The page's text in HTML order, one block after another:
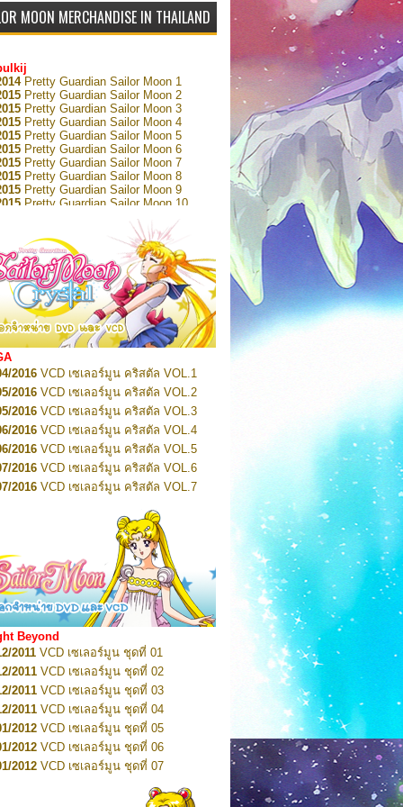
MOON MERCHANDISE IN THAILAND
Pretty Guardian Sailor Moon 1
Pretty Guardian Sailor Moon 2
Pretty Guardian Sailor Moon 3
Pretty Guardian Sailor Moon 4
Pretty Guardian Sailor Moon 5
Pretty Guardian Sailor Moon 6
Pretty Guardian Sailor Moon 7
Pretty Guardian Sailor Moon 8
Pretty Guardian Sailor Moon 9
Pretty Guardian Sailor Moon 10
Pretty Guardian Sailor Moon 11
Pretty Guardian Sailor Moon 12
Pretty Guardian Sailor Moon Short
1
Pretty Guardian Sailor Moon Short
2
Pretty Guardian Sailor Moon Eternal
1
Pretty Guardian Sailor Moon Eternal
2
Pretty Guardian Sailor Moon Eternal
3
Pretty Guardian Sailor Moon Eternal
4
Pretty Guardian Sailor Moon Eternal
5
Pretty Guardian Sailor Moon Eternal
6
Pretty Guardian Sailor Moon Eternal
7
Pretty Guardian Sailor Moon Eternal
Pretty Guardian Sailor Moon Eternal
Pretty Guardian Sailor Moon Eternal
10
2026Code Name: Sailor V 1
2026Code Name: Sailor V 2
2016 VCD เซเลอร์มูน คริสตัล VOL.1
2016 VCD เซเลอร์มูน คริสตัล VOL.2
2016 VCD เซเลอร์มูน คริสตัล VOL.3
2016 VCD เซเลอร์มูน คริสตัล VOL.4
2016 VCD เซเลอร์มูน คริสตัล VOL.5
2016 VCD เซเลอร์มูน คริสตัล VOL.6
2016 VCD เซเลอร์มูน คริสตัล VOL.7
VCD เซเลอร์มูน คริสตัล VOL.9
VCD เซเลอร์มูน คริสตัล VOL.10
2016
VCD เซเลอร์มูน คริสตัล VOL.11
2016VCD เซเลอร์มูน คริสตัล VOL.12
2016VCD เซเลอร์มูน คริสตัล VOL.13
2016 DVD เซเลอร์มูน คริสตัล VOL.1
2016DVD เซเลอร์มูน คริสตัล VOL.2
2016 DVD เซเลอร์มูน คริสตัล VOL.3
2016 DVD เซเลอร์มูน คริสตัล VOL.4
2016 DVD เซเลอร์มูน คริสตัล VOL.5
2016 DVD เซเลอร์มูน คริสตัล VOL.6
2016DVD เซเลอร์มูน คริสตัล VOL.7
2016DVD เซเลอร์มูน คริสตัล VOL.8
2017 DVD เซเลอร์มูน คริสตัล Box-Set
Beyond
2011 VCD เซเลอร์มูน ชุดที่ 01
2011 VCD เซเลอร์มูน ชุดที่ 02
2011 VCD เซเลอร์มูน ชุดที่ 03
2011 VCD เซเลอร์มูน ชุดที่ 04
2012 VCD เซเลอร์มูน ชุดที่ 05
2012 VCD เซเลอร์มูน ชุดที่ 06
2012 VCD เซเลอร์มูน ชุดที่ 07
VCD เซเลอร์มูน ชุดที่ 08
VCD เซเลอร์มูน ชุดที่ 09